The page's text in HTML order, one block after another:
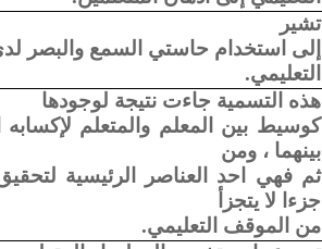
تشير
إلى استخدام حاستي السمع والبصر
التعليمي.
هذه التسمية جاءت نتيجة لوجودها
كوسيط بين المعلم والمتعلم لإكسابه
بينهما ، ومن
ثم فهي احد العناصر الرئيسية
جزءا لا يتجزأ
من الموقف التعليمي.